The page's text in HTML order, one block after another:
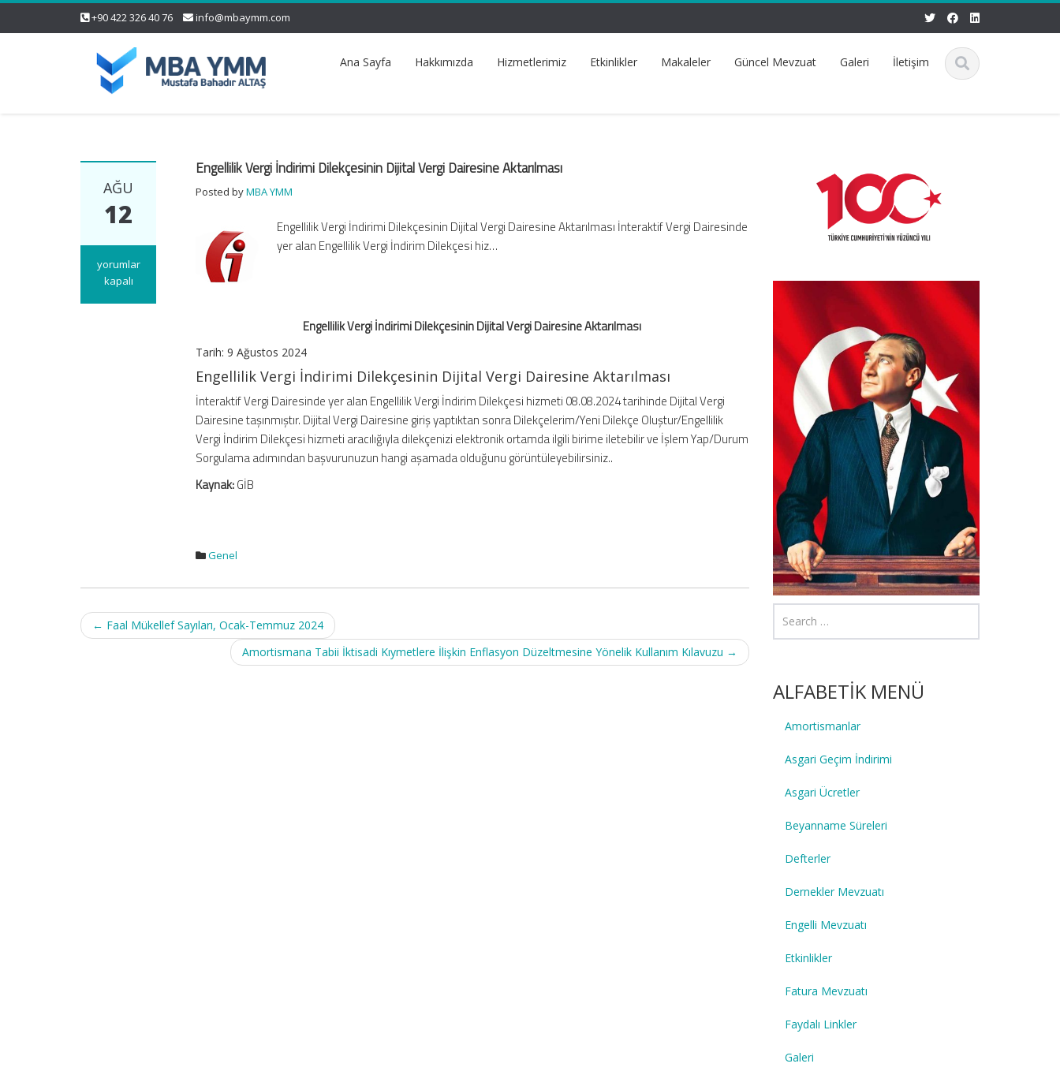
+90 422 326 40 76 info@mbaymm.com
Ana Sayfa Hakkımızda Hizmetlerimiz Etkinlikler Makaleler Güncel Mevzuat Galeri İletişim
AĞU
12
Engellilik
Vergi
yorumlar
kapalı
Engellilik Vergi İndirimi Dilekçesinin Dijital Vergi Dairesine Aktarılması
Posted byMBA YMM
Engellilik Vergi İndirimi Dilekçesinin Dijital Vergi Dairesine Aktarılması İnteraktif Vergi Dairesinde
yer alan Engellilik Vergi İndirim Dilekçesi hiz…
Engellilik Vergi İndirimi Dilekçesinin Dijital Vergi Dairesine Aktarılması
Tarih: 9 Ağustos 2024
Engellilik Vergi İndirimi Dilekçesinin Dijital Vergi Dairesine Aktarılması
İnteraktif Vergi Dairesinde yer alan Engellilik Vergi İndirim Dilekçesi hizmeti 08.08.2024 tarihinde Dijital Vergi
Dairesine taşınmıştır. Dijital Vergi Dairesine giriş yaptıktan sonra Dilekçelerim/Yeni Dilekçe Oluştur/Engellilik
Vergi İndirim Dilekçesi hizmeti aracılığıyla dilekçenizi elektronik ortamda ilgili birime iletebilir ve İşlem Yap/Durum
Sorgulama adımından başvurunuzun hangi aşamada olduğunu görüntüleyebilirsiniz..
Kaynak:GİB
Genel
Post
navigation
← Faal Mükellef Sayıları, Ocak-Temmuz 2024
Amortismana Tabii İktisadi Kıymetlere İlişkin Enflasyon Düzeltmesine Yönelik Kullanım Kılavuzu →
ALFABETİK MENÜ
Amortismanlar
Asgari Geçim İndirimi
Asgari Ücretler
Beyanname Süreleri
Defterler
Dernekler Mevzuatı
Engelli Mevzuatı
Etkinlikler
Fatura Mevzuatı
Faydalı Linkler
Galeri